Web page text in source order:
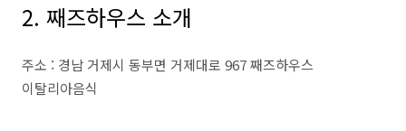
2. 째즈하우스 소개
주소 : 경남 거제시 동부면 거제대로 967 째즈하우스
이탈리아음식